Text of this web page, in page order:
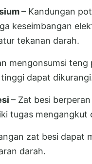
– Kandungan
keseimbangan
tekanan darah.
mengonsumsi
dapat
– Zat besi
tugas mengangkut
zat besi dapat
darah.